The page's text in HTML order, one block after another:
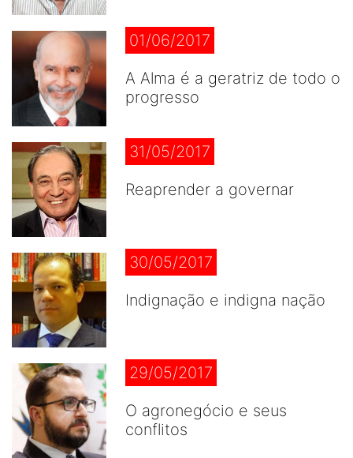
01/06/2017
A Alma é a geratriz de todo o
progresso
31/05/2017
Reaprender a governar
30/05/2017
Indignação e indigna nação
29/05/2017
O agronegócio e seus
conflitos